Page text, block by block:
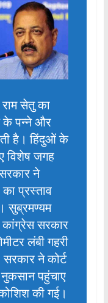
सेतु का
के पन्ने और
है। हिंदुओं के
विशेष जगह
ने
प्रस्ताव
सुब्रमण्यम
कांग्रेस सरकार
लंबी गहरी
ने कोर्ट
पहुंचाए
की गई।